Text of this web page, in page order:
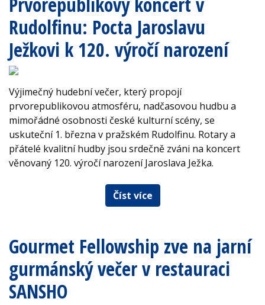
Rudolfinu: Pocta Jaroslavu
Ježkovi k 120. výročí narození
Výjimečný hudební večer, který propojí
prvorepublikovou atmosféru, nadčasovou hudbu a
mimořádné osobnosti české kulturní scény, se
uskuteční 1. března v pražském Rudolfinu. Rotary a
přátelé kvalitní hudby jsou srdečně zváni na koncert
věnovaný 120. výročí narození Jaroslava Ježka.
Číst více
Gourmet Fellowship zve na jarní
gurmánský večer v restauraci
SANSHO